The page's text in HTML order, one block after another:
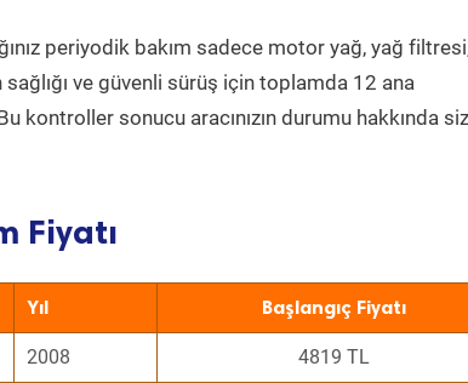
periyodik bakım sadece motor yağ, yağ
sağlığı ve güvenli sürüş için toplamda 12 ana
kontroller sonucu aracınızın durumu hakkında
Fiyatı
Yıl Başlangıç Fiyatı
2008 4819 TL